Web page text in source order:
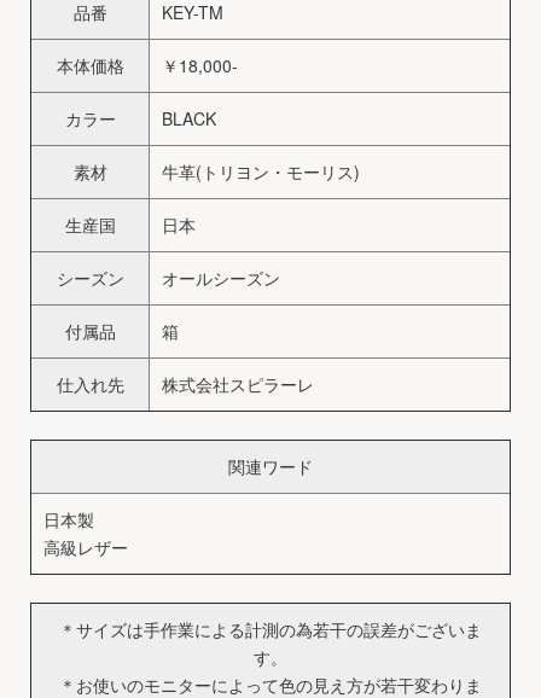
品番 KEY-TM
本体価格 ￥18,000-
カラー BLACK
素材 牛革(トリヨン・モーリス)
生産国 日本
シーズン オールシーズン
付属品 箱
仕入れ先 株式会社スピラーレ
関連ワード
日本製
高級レザー
＊サイズは手作業による計測の為若干の誤差がございま
す。
＊お使いのモニターによって色の見え方が若干変わりま